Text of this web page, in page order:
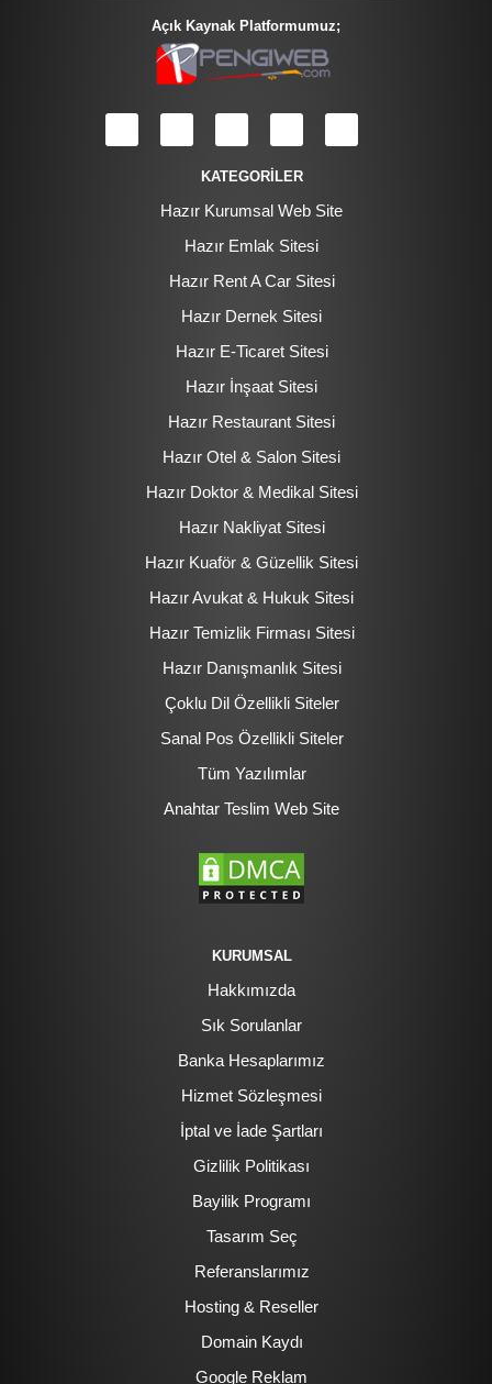
Açık Kaynak Platformumuz;
KATEGORİLER
Hazır Kurumsal Web Site
Hazır Emlak Sitesi
Hazır Rent A Car Sitesi
Hazır Dernek Sitesi
Hazır E-Ticaret Sitesi
Hazır İnşaat Sitesi
Hazır Restaurant Sitesi
Hazır Otel & Salon Sitesi
Hazır Doktor & Medikal Sitesi
Hazır Nakliyat Sitesi
Hazır Kuaför & Güzellik Sitesi
Hazır Avukat & Hukuk Sitesi
Hazır Temizlik Firması Sitesi
Hazır Danışmanlık Sitesi
Çoklu Dil Özellikli Siteler
Sanal Pos Özellikli Siteler
Tüm Yazılımlar
Anahtar Teslim Web Site
KURUMSAL
Hakkımızda
Sık Sorulanlar
Banka Hesaplarımız
Hizmet Sözleşmesi
İptal ve İade Şartları
Gizlilik Politikası
Bayilik Programı
Tasarım Seç
Referanslarımız
Hosting & Reseller
Domain Kaydı
Google Reklam